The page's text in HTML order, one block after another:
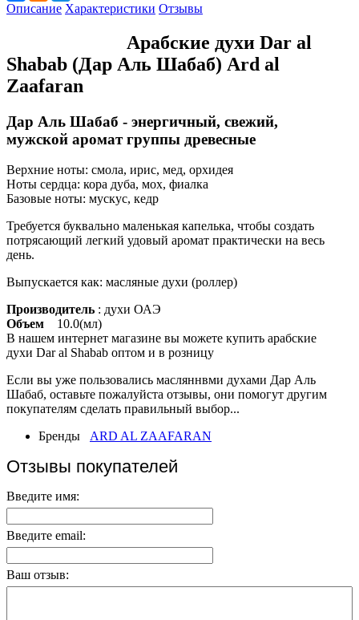
Описание Характеристики Отзывы
Арабские духи Dar al
Shabab (Дар Аль Шабаб) Ard al
Zaafaran
Дар Аль Шабаб - энергичный, свежий,
мужской аромат группы древесные
Верхние ноты: смола, ирис, мед, орхидея
Ноты сердца: кора дуба, мох, фиалка
Базовые ноты: мускус, кедр
Требуется буквально маленькая капелька, чтобы создать
потрясающий легкий удовый аромат практически на весь
день.
Выпускается как: масляные духи (роллер)
Производитель : духи ОАЭ
Объем 10.0(мл)
В нашем интернет магазине вы можете купить арабские
духи Dar al Shabab оптом и в розницу
Если вы уже пользовались масляннвми духами Дар Аль
Шабаб, оставьте пожалуйста отзывы, они помогут другим
покупателям сделать правильный выбор...
Бренды
ARD AL ZAAFARAN
Отзывы покупателей
Введите имя:
Введите email:
Ваш отзыв: